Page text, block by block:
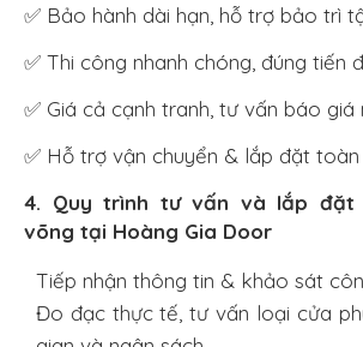
✅ Bảo hành dài hạn, hỗ trợ bảo trì
✅ Thi công nhanh chóng, đúng tiến
✅ Giá cả cạnh tranh, tư vấn báo giá
✅ Hỗ trợ vận chuyển & lắp đặt toàn
4. Quy trình tư vấn và lắp đặt
võng tại Hoàng Gia Door
Tiếp nhận thông tin & khảo sát
Đo đạc thực tế, tư vấn loại cửa